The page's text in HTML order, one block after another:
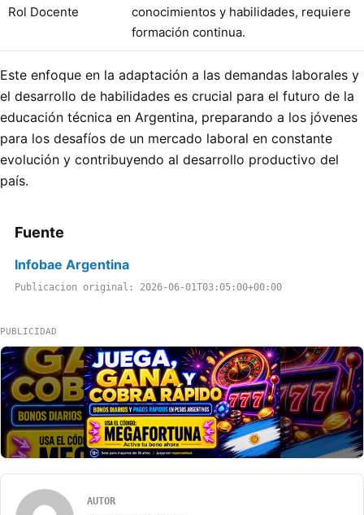
Rol Docente
conocimientos y habilidades, requiere
formación continua.
Este enfoque en la adaptación a las demandas laborales y
el desarrollo de habilidades es crucial para el futuro de la
educación técnica en Argentina, preparando a los jóvenes
para los desafíos de un mercado laboral en constante
evolución y contribuyendo al desarrollo productivo del
país.
Fuente
Infobae Argentina
Publicacion original: 2026-06-01T03:05:00+00:00
PUBLICIDAD
AUTOR